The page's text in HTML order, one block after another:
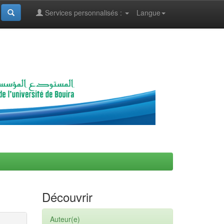
Langue
Services personnalisés :
Découvrir
Auteur(e)